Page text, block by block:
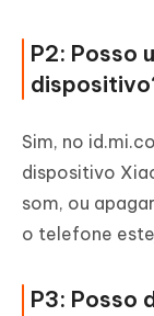
P2: Posso
Sim, no
dispositivo
som, ou
o telefone
P3: Posso